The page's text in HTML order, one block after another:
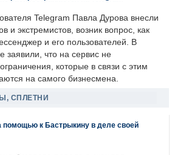
Telegram Павла Дурова внесли
и экстремистов, возник вопрос, как
и его пользователей. В
заявили, что на сервис не
которые в связи с этим
на самого бизнесмена.
СПЛЕТНИ
помощью к Бастрыкину в деле своей